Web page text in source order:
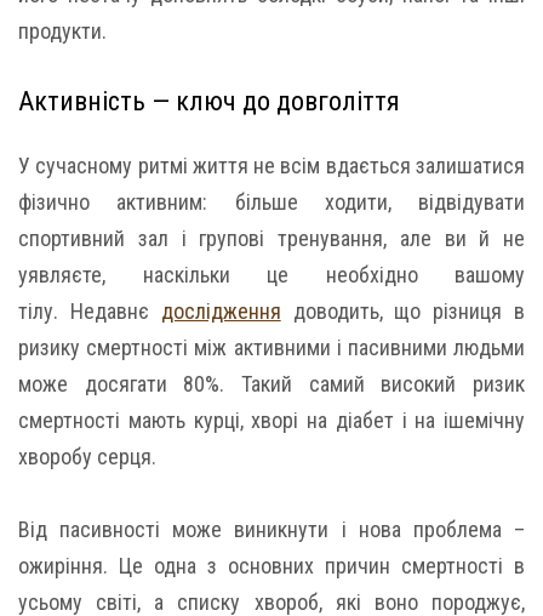
продукти.
Активність — ключ до довголіття
У сучасному ритмі життя не всім вдається залишатися
фізично активним: більше ходити, відвідувати
спортивний зал і групові тренування, але ви й не
уявляєте, наскільки це необхідно вашому
тілу. Недавнє дослідження доводить, що різниця в
ризику смертності між активними і пасивними людьми
може досягати 80%. Такий самий високий ризик
смертності мають курці, хворі на діабет і на ішемічну
хворобу серця.
Від пасивності може виникнути і нова проблема –
ожиріння. Це одна з основних причин смертності в
усьому світі, а списку хвороб, які воно породжує,